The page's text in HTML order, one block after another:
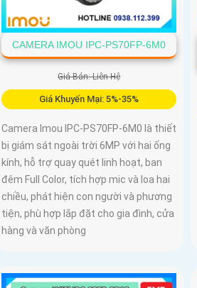
CAMERA IMOU IPC-PS70FP-6M0
Giá Bán: Liên Hệ
Giá Khuyến Mại: 5%-35%
Camera Imou IPC-PS70FP-6M0 là thiết
bị giám sát ngoài trời 6MP với hai ống
kính, hỗ trợ quay quét linh hoạt, ban
đêm Full Color, tích hợp mic và loa hai
chiều, phát hiện con người và phương
tiện, phù hợp lắp đặt cho gia đình, cửa
hàng và văn phòng